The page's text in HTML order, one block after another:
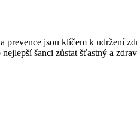
jsou klíčem k udržení
nejlepší šanci zůstat šťastný a